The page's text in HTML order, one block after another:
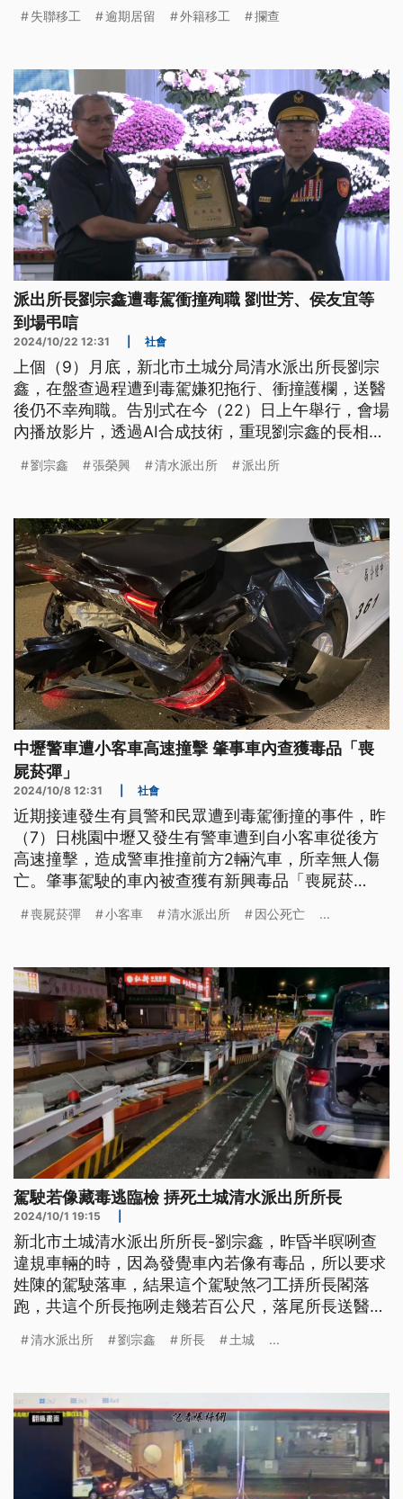
失聯移工 逾期居留 外籍移工 攔查
派出所長劉宗鑫遭毒駕衝撞殉職 劉世芳、侯友宜等
到場弔唁
2024/10/22 12:31 社會
上個（9）月底，新北市土城分局清水派出所長劉宗
鑫，在盤查過程遭到毒駕嫌犯拖行、衝撞護欄，送醫
後仍不幸殉職。告別式在今（22）日上午舉行，會場
內播放影片，透過AI合成技術，重現劉宗鑫的長相與
父親的思念。
劉宗鑫 張榮興 清水派出所 派出所
中壢警車遭小客車高速撞擊 肇事車內查獲毒品「喪
屍菸彈」
2024/10/8 12:31 社會
近期接連發生有員警和民眾遭到毒駕衝撞的事件，昨
（7）日桃園中壢又發生有警車遭到自小客車從後方
高速撞擊，造成警車推撞前方2輛汽車，所幸無人傷
亡。肇事駕駛的車內被查獲有新興毒品「喪屍菸
計，警察今（2024）年1到8月因公受傷586人、因
喪屍菸彈 小客車 清水派出所 因公死亡 ...
駕駛若像藏毒逃臨檢 挵死土城清水派出所所長
2024/10/1 19:15
新北市土城清水派出所所長-劉宗鑫，昨昏半暝咧查
違規車輛的時，因為發覺車內若像有毒品，所以要求
姓陳的駕駛落車，結果這个駕駛煞刁工挵所長閣落
跑，共這个所長拖咧走幾若百公尺，落尾所長送醫、
清水派出所 劉宗鑫 所長 土城 ...